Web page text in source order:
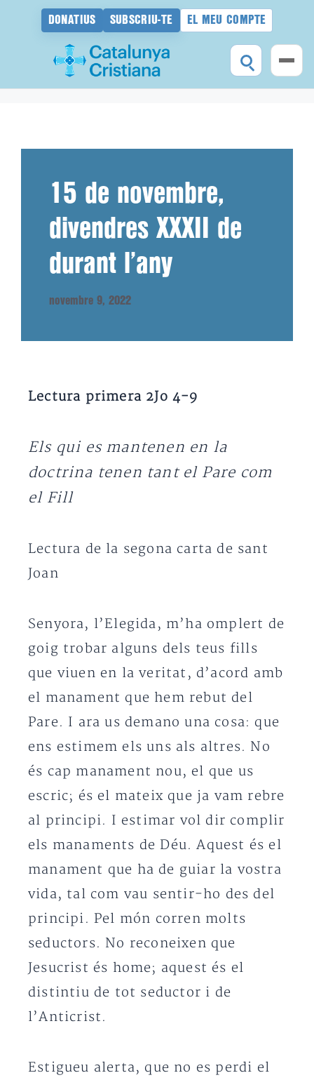
DONATIUS SUBSCRIU-TE EL MEU COMPTE
15 de novembre,
divendres XXXII de
durant l’any
novembre 9, 2022
Lectura primera 2Jo 4-9
Els qui es mantenen en la
doctrina tenen tant el Pare com
el Fill
Lectura de la segona carta de sant
Joan
Senyora, l’Elegida, m’ha omplert de
goig trobar alguns dels teus fills
que viuen en la veritat, d’acord amb
el manament que hem rebut del
Pare. I ara us demano una cosa: que
ens estimem els uns als altres. No
és cap manament nou, el que us
escric; és el mateix que ja vam rebre
al principi. I estimar vol dir complir
els manaments de Déu. Aquest és el
manament que ha de guiar la vostra
vida, tal com vau sentir-ho des del
principi. Pel món corren molts
seductors. No reconeixen que
Jesucrist és home; aquest és el
distintiu de tot seductor i de
l’Anticrist.
Estigueu alerta, que no es perdi el